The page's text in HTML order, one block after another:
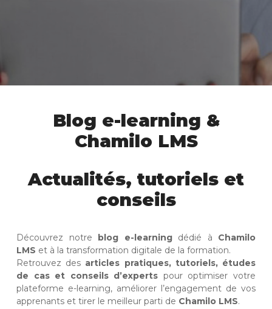
Blog e-learning &
Chamilo LMS
Actualités, tutoriels et
conseils
Découvrez notre blog e-learningdédié à Chamilo
LMS et à la transformation digitale de la formation.
Retrouvez des articles pratiques, tutoriels, études
de cas et conseils d’experts pour optimiser votre
plateforme e-learning, améliorer l’engagement de vos
apprenants et tirer le meilleur parti de Chamilo LMS.